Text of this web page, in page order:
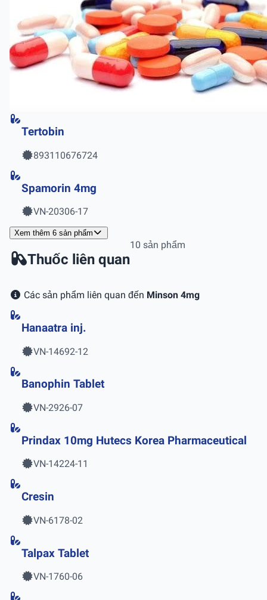
Tertobin
893110676724
Spamorin 4mg
VN-20306-17
Xem thêm 6 sản phẩm
Thuốc liên quan
10 sản phẩm
Các sản phẩm liên quan đến Minson 4mg
Hanaatra inj.
VN-14692-12
Banophin Tablet
VN-2926-07
Prindax 10mg Hutecs Korea Pharmaceutical
VN-14224-11
Cresin
VN-6178-02
Talpax Tablet
VN-1760-06